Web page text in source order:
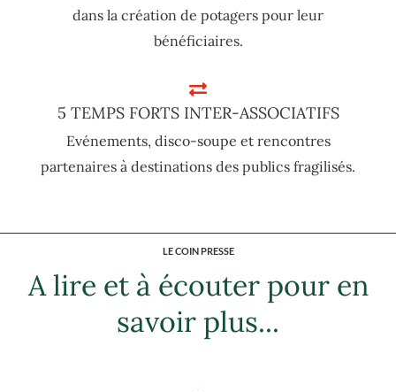
dans la création de potagers pour leur
bénéficiaires.
5 TEMPS FORTS INTER-ASSOCIATIFS
Evénements, disco-soupe et rencontres
partenaires à destinations des publics fragilisés.
LE COIN PRESSE
A lire et à écouter pour en
savoir plus...